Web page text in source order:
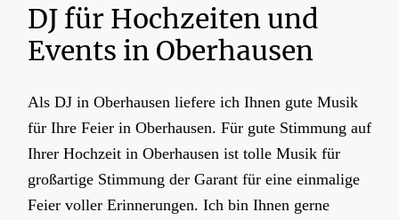
DJ für Hochzeiten und
Events in Oberhausen
Als DJ in Oberhausen liefere ich Ihnen gute Musik
für Ihre Feier in Oberhausen. Für gute Stimmung auf
Ihrer Hochzeit in Oberhausen ist tolle Musik für
großartige Stimmung der Garant für eine einmalige
Feier voller Erinnerungen. Ich bin Ihnen gerne